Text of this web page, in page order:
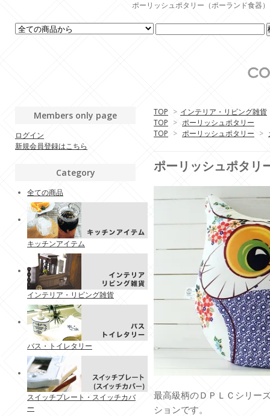
ポーリッシュポタリー（ポーランド食器
TOP > インテリア・リビング雑貨
TOP > ポーリッシュポタリー
TOP > ポーリッシュポタリー >
ポーリッシュポタリ
最高級柄のＤＰＬＣシリー
ションです。
Members only page
ログイン
新規会員登録はこちら
Category
全ての商品
キッチンアイテム
インテリア・リビング雑貨
バス・トイレタリー
スイッチプレート・スイッチカバ
ー